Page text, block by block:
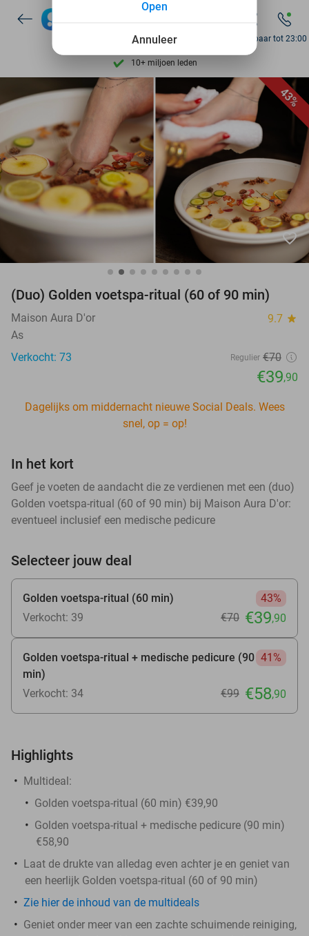
Ontdek 15.000+ deals
7 dagen per week beschikbaar
10+ miljoen leden
op basis van205.869 reviews
Ontdek 15.000+ deals
7 dagen per week beschikbaar
10+ miljoen leden
Bereikbaar tot 23:00
43%
favorite_border
(Duo) Golden voetspa-ritual (60 of 90 min)
Maison Aura D'or 9.7 star
As
Verkocht: 73
Regulier €70
€39,90
Dagelijks om middernacht nieuwe Social Deals. Wees
snel, op = op!
In het kort
Geef je voeten de aandacht die ze verdienen met een (duo)
Golden voetspa-ritual (60 of 90 min) bij Maison Aura D'or:
eventueel inclusief een medische pedicure
Selecteer jouw deal
Golden voetspa-ritual (60 min)
43%
Verkocht: 39
€70 €39,90
Golden voetspa-ritual + medische pedicure (90
min)
41%
Verkocht: 34 €99 €58,90
Highlights
Multideal:
Golden voetspa-ritual (60 min) €39,90
Golden voetspa-ritual + medische pedicure (90 min)
€58,90
Laat de drukte van alledag even achter je en geniet van
een heerlijk Golden voetspa-ritual (60 of 90 min)
Zie hier de inhoud van de multideals
Geniet onder meer van een zachte schuimende reiniging,
Annuleer
Open